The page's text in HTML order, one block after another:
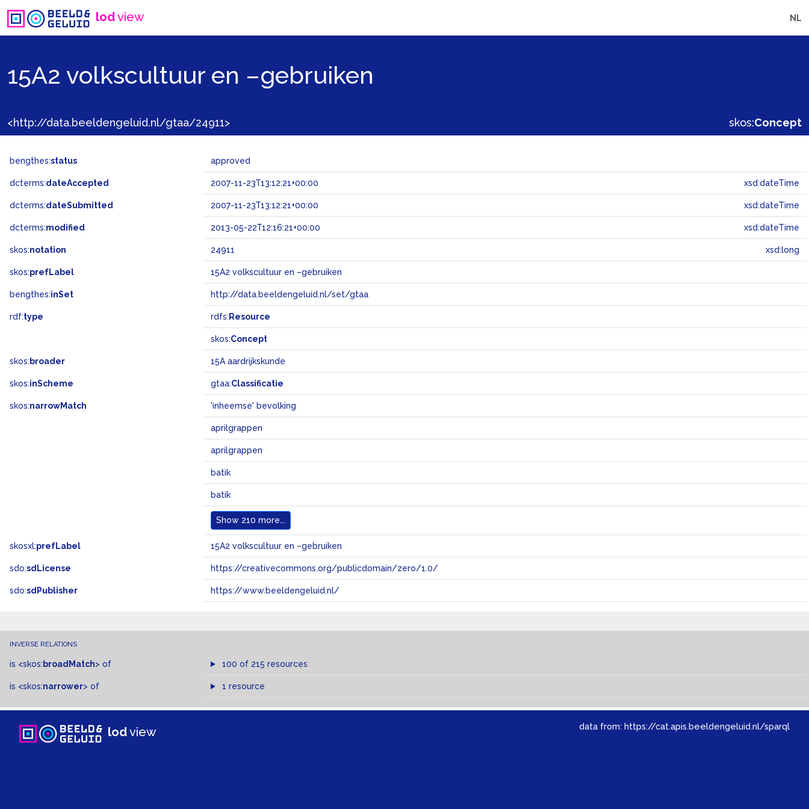
lodview NL
15A2 volkscultuur en –gebruiken
<http://data.beeldengeluid.nl/gtaa/24911> skos:Concept
bengthes:status approved
dcterms:dateAccepted 2007-11-23T13:12:21+00:00 xsd:dateTime
dcterms:dateSubmitted 2007-11-23T13:12:21+00:00 xsd:dateTime
dcterms:modified 2013-05-22T12:16:21+00:00 xsd:dateTime
skos:notation 24911 xsd:long
skos:prefLabel 15A2 volkscultuur en –gebruiken
bengthes:inSet http://data.beeldengeluid.nl/set/gtaa
rdf:type rdfs: Resource
skos:Concept
skos: broader 15A aardrijkskunde
skos:inScheme gtaa:Classificatie
skos:narrowMatch 'inheemse' bevolking
aprilgrappen
aprilgrappen
batik
batik
Show 210 more...
skosxl:prefLabel 15A2 volkscultuur en –gebruiken
sdo:sdLicense https://creativecommons.org/publicdomain/zero/1.0/
sdo:sdPublisher https://www.beeldengeluid.nl/
INVERSE RELATIONS
is <skos: broadMatch> of 100 of 215 resources
is <skos:narrower> of 1 resource
lodview data from: https://cat.apis.beeldengeluid.nl/sparql